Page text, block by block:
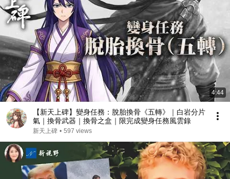
4:44
【新天上碑】變身任務：脫胎換骨《五轉》｜白岩分片
氣｜換骨武器｜換骨之盒｜限完成變身任務風雲錄
新天上碑 • 597 views